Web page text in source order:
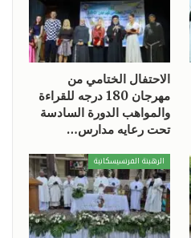
الاحتفال الختامي من
مهرجان 180 درجه للقراءة
والمواهب الدورة السادسة
تحت رعايه مدارس…
الرهبنة الفرنسيسكانية